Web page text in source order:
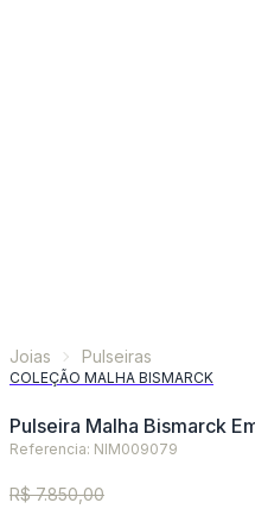
Joias Pulseiras
COLEÇÃO MALHA BISMARCK
Pulseira Malha Bismarck
Referencia: NIM009079
R$ 7.850,00